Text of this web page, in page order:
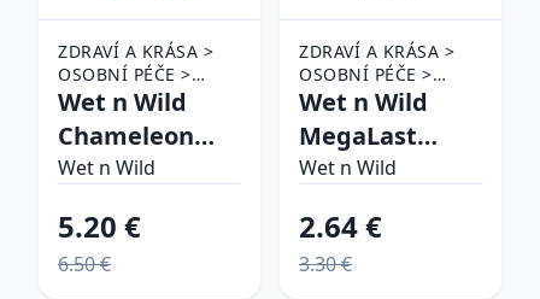
ZDRAVÍ A KRÁSA >
OSOBNÍ PÉČE >
KOSMETIKA > MAKE-
OBLIČEJ A TVÁŘE
Wet n Wild
Chameleon
Chrome
zapečený
rozjasňovač s
Wet n Wild
5.20 €
6.50 €
ZDRAVÍ A KRÁSA >
OSOBNÍ PÉČE >
KOSMETIKA > MAKE-
RTY > RTĚNKY
Wet n Wild
MegaLast
hydratačný rúž
efektom
odtieň Into the
Wet n Wild
2.64 €
3.30 €